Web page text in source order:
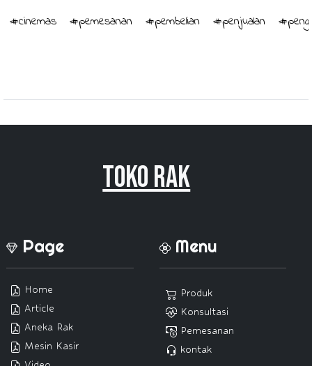
#cinemas #pemesanan #pembelian #penjualan
Toko Rak
Page
Home
Article
Aneka Rak
Mesin Kasir
Menu
Produk
Konsultasi
Pemesanan
kontak